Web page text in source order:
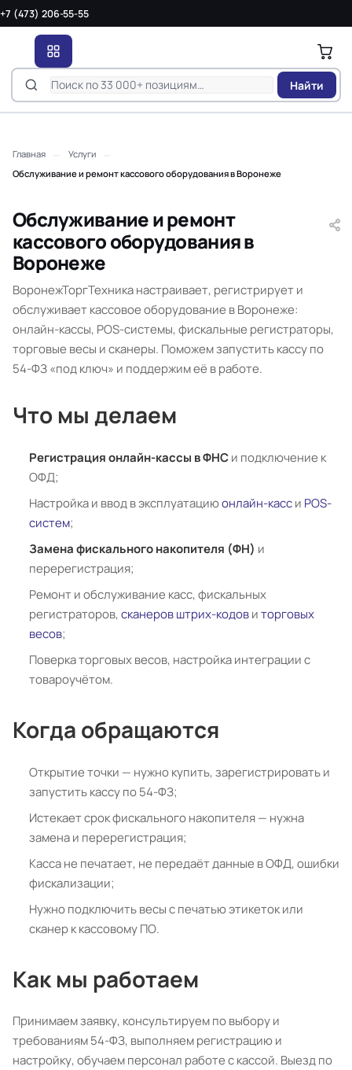
+7 (473) 206-55-55
Найти
Главная Услуги
Обслуживание и ремонт кассового оборудования в Воронеже
Обслуживание и ремонт
кассового оборудования в
Воронеже
ВоронежТоргТехника настраивает, регистрирует и
обслуживает кассовое оборудование в Воронеже:
онлайн-кассы, POS-системы, фискальные регистраторы,
торговые весы и сканеры. Поможем запустить кассу по
54-ФЗ «под ключ» и поддержим её в работе.
Что мы делаем
Регистрация онлайн-кассы в ФНСи подключение к
ОФД;
Настройка и ввод в эксплуатациюонлайн-касси POS-
систем;
Замена фискального накопителя (ФН) и
перерегистрация;
Ремонт и обслуживание касс, фискальных
регистраторов,сканеров штрих-кодовиторговых
весов;
Поверка торговых весов, настройка интеграции с
товароучётом.
Когда обращаются
Открытие точки — нужно купить, зарегистрировать и
запустить кассу по 54-ФЗ;
Истекает срок фискального накопителя — нужна
замена и перерегистрация;
Касса не печатает, не передаёт данные в ОФД, ошибки
фискализации;
Нужно подключить весы с печатью этикеток или
сканер к кассовому ПО.
Как мы работаем
Принимаем заявку, консультируем по выбору и
требованиям 54-ФЗ, выполняем регистрацию и
настройку, обучаем персонал работе с кассой. Выезд по